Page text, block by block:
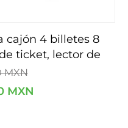
ticket, lector de
5 rollos y software
MXN
MXN